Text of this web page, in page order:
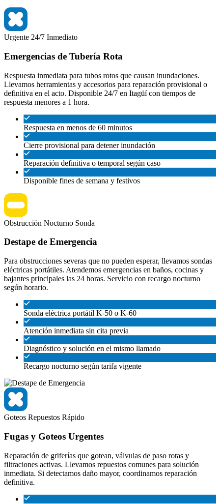
Urgente 24/7 Inmediato
Emergencias de Tubería Rota
Respuesta inmediata para tubos rotos que causan inundaciones.
Llevamos herramientas y accesorios para reparación provisional o
definitiva en el acto. Disponible 24/7 en Itagüí con tiempos de
respuesta menores a 1 hora.
Respuesta en menos de 60 minutos
Cierre provisional para detener inundación
Reparación definitiva o temporal según caso
Disponible fines de semana y festivos
Obstrucción Nocturno Sonda
Destape de Emergencia
Para obstrucciones severas que no pueden esperar, llevamos sondas
eléctricas portátiles. Atendemos emergencias en baños, cocinas y
bajantes principales las 24 horas. Servicio con recargo nocturno
según horario.
Sonda eléctrica portátil K-50 o K-60
Atención inmediata sin cita previa
Diagnóstico y solución en el mismo llamado
Recargo nocturno según tarifa vigente
Goteos Repuestos Rápido
Fugas y Goteos Urgentes
Reparación de griferías que gotean, válvulas de paso rotas y
filtraciones activas. Llevamos repuestos comunes para solución
inmediata. Si detectamos daño mayor, coordinamos reparación
definitiva.